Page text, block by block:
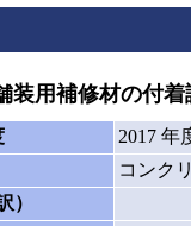
用補修材の付着
2017 年
コンク
）